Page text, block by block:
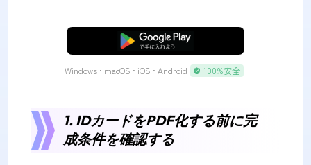
無料ダウンロード
Windows • macOS • iOS • Android 100%安全
1. IDカードをPDF化する前に完
成条件を確認する